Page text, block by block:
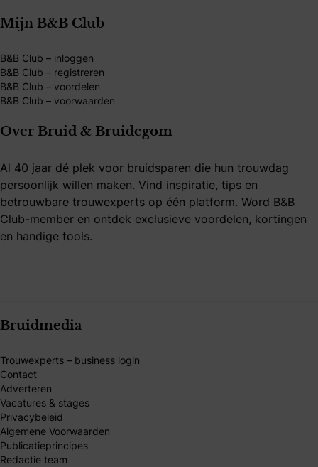
Mijn B&B Club
B&B Club – inloggen
B&B Club – registreren
B&B Club – voordelen
B&B Club – voorwaarden
Over Bruid & Bruidegom
Al 40 jaar dé plek voor bruidsparen die hun trouwdag
persoonlijk willen maken. Vind inspiratie, tips en
betrouwbare trouwexperts op één platform. Word B&B
Club-member en ontdek exclusieve voordelen, kortingen
en handige tools.
Bruidmedia
Trouwexperts – business login
Contact
Adverteren
Vacatures & stages
Privacybeleid
Algemene Voorwaarden
Publicatieprincipes
Redactie team